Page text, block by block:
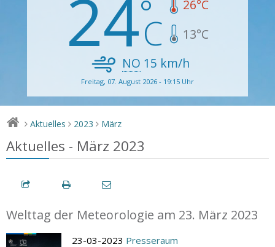
24 26°C
13°C
NO 15 km/h
Freitag, 07. August 2026 - 19:15 Uhr
> Aktuelles > 2023 > März
Aktuelles - März 2023
Welttag der Meteorologie am 23. März 2023
23-03-2023 Presseraum